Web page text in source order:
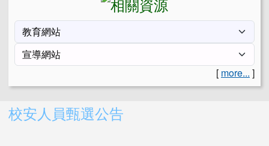
[ more... ]
右邊區域內容
校安人員甄選公告